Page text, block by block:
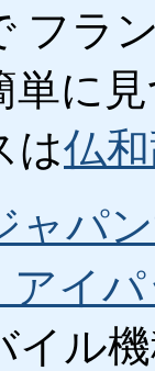
フラ
単に
は仏
ャパ
アイ
イル